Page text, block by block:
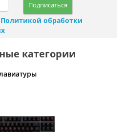
Подписаться
Политикой обработки
категории